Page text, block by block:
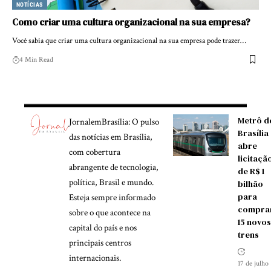
NOTÍCIAS
Como criar uma cultura organizacional na sua empresa?
Você sabia que criar uma cultura organizacional na sua empresa pode trazer…
4 Min Read
JornalemBrasília: O pulso
das notícias em Brasília,
com cobertura
abrangente de tecnologia,
política, Brasil e mundo.
Esteja sempre informado
sobre o que acontece na
capital do país e nos
principais centros
internacionais.
Metrô
Brasília
abre
de R$ 1
bilhão
para
15 novos
trens
17 de julho